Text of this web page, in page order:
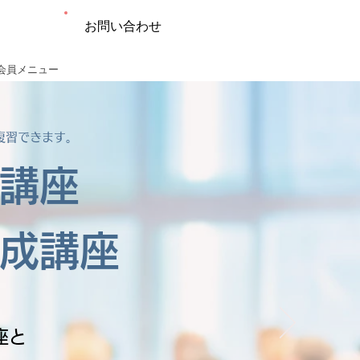
お問い合わせ
員メニュー
できます。
座
講座
と